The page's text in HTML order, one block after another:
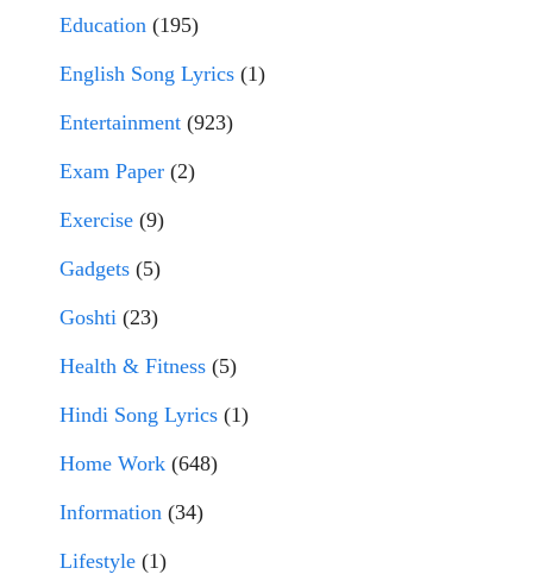
Education (195)
English Song Lyrics (1)
Entertainment (923)
Exam Paper (2)
Exercise (9)
Gadgets (5)
Goshti (23)
Health & Fitness (5)
Hindi Song Lyrics (1)
Home Work (648)
Information (34)
Lifestyle (1)